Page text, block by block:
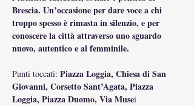
Brescia. Un’occasione per dare voce a chi
troppo spesso è rimasta in silenzio, e per
conoscere la città attraverso uno sguardo
nuovo, autentico e al femminile.
Punti toccati: Piazza Loggia, Chiesa di San
Giovanni, Corsetto Sant’Agata, Piazza
Loggia, Piazza Duomo, Via Musei